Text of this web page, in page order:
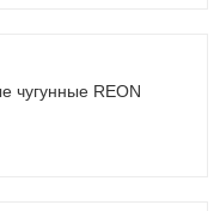
чугунные REON